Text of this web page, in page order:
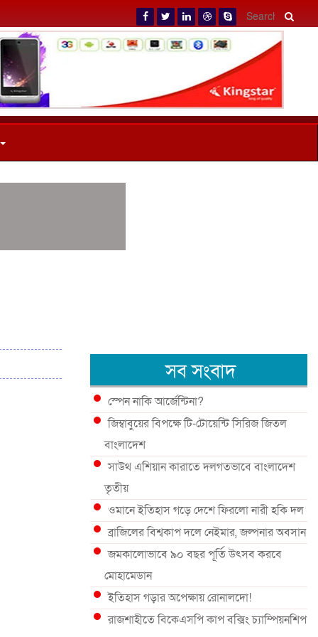
সব সংবাদ
স্পেন নাকি আর্জেন্টিনা?
জিম্বাবুয়ের বিপক্ষে টি-টোয়েন্টি সিরিজ জিতল
বাংলাদেশ
সাউথ এশিয়ান কারাতে দলগতভাবে বাংলাদেশ
তৃতীয়
ওমানে ইতিহাস গড়ে দেশে ফিরলো নারী হকি দল
ব্রাজিলের বিশ্বকাপ দলে নেইমার, জল্পনার অবসান
জমকালোভাবে ৯০ বছর পূর্তি উৎসব করবে
মোহামেডান
ইতিহাস গড়ার অপেক্ষায় রোনালদো!
রাজশাহীতে বিকেএসপি কাপ বক্সিং চ্যাম্পিয়নশিপ